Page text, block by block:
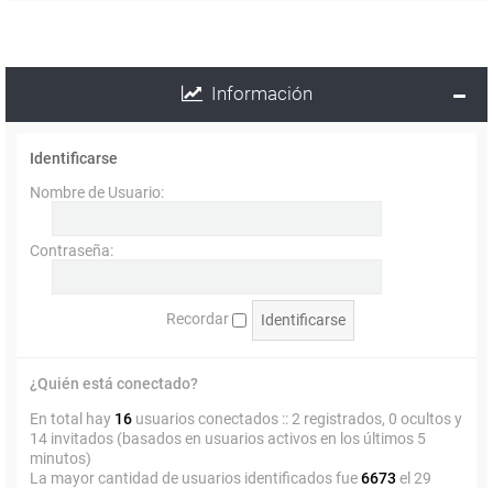
Información
Identificarse
Nombre de Usuario:
Contraseña:
Recordar
¿Quién está conectado?
En total hay 16 usuarios conectados :: 2 registrados, 0 ocultos y
14 invitados (basados en usuarios activos en los últimos 5
minutos)
La mayor cantidad de usuarios identificados fue6673 el 29